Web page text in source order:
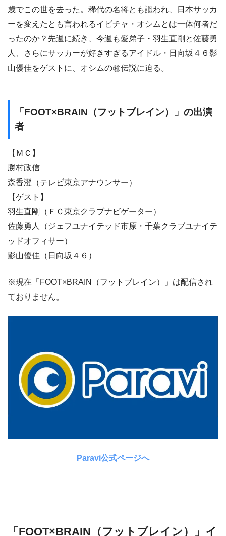
歳でこの世を去った。稀代の名将とも謳われ、日本サッカ
ーを変えたとも言われるイビチャ・オシムとは一体何者だ
ったのか？先週に続き、今週も愛弟子・羽生直剛と佐藤勇
人、さらにサッカーが好きすぎるアイドル・日向坂４６影
山優佳をゲストに、オシムの㊙伝説に迫る。
「FOOT×BRAIN（フットブレイン）」の出演
者
【ＭＣ】
勝村政信
森香澄（テレビ東京アナウンサー）
【ゲスト】
羽生直剛（ＦＣ東京クラブナビゲーター）
佐藤勇人（ジェフユナイテッド市原・千葉クラブユナイテ
ッドオフィサー）
影山優佳（日向坂４６）
※現在「FOOT×BRAIN（フットブレイン）」は配信され
ておりません。
Paravi公式ページへ
「FOOT×BRAIN（フットブレイン）」イ